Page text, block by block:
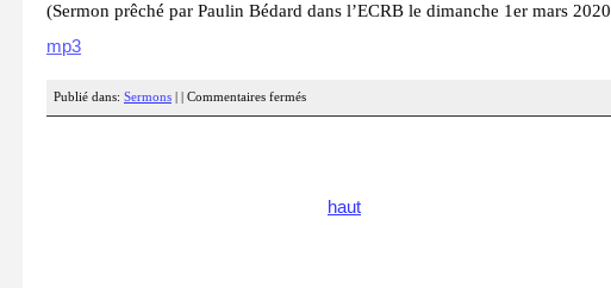
(Sermon prêché par Paulin Bédard dans l’ECRB le dimanche 1er mars
mp3
Publié dans: Sermons Commentaires fermés
haut